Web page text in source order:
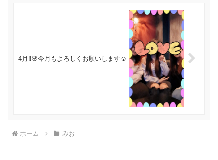
4月‼️🌸今月もよろしくお願いします☺️
ホーム みお